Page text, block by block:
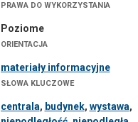
PRAWA DO WYKORZYSTANIA
Poziome
ORIENTACJA
materiały informacyjne
SŁOWA KLUCZOWE
centrala, budynek, wystawa,